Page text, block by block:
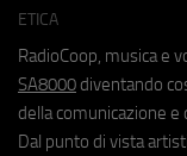
ETICA
RadioCoop, musica e
SA8000 diventando
della comunicazione e
Dal punto di vista